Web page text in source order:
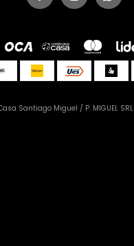
Santiago Miguel / P. MIGUEL SRL